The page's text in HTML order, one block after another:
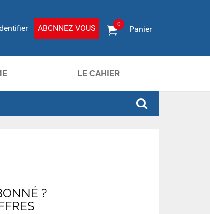
ABONNEZ VOUS Panier
0
LE CAHIER
?